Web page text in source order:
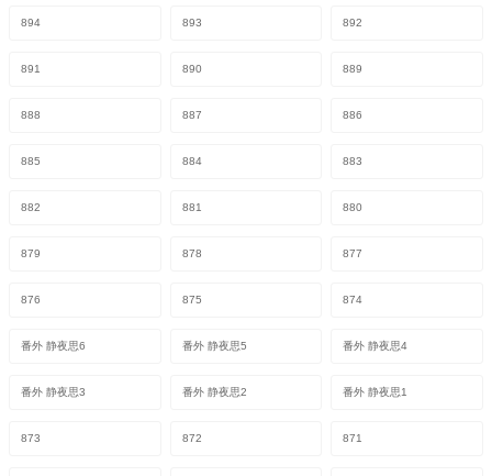
894 893 892
891 890 889
888 887 886
885 884 883
882 881 880
879 878 877
876 875 874
番外 静夜思6 番外 静夜思5 番外 静夜思4
番外 静夜思3 番外 静夜思2 番外 静夜思1
873 872 871